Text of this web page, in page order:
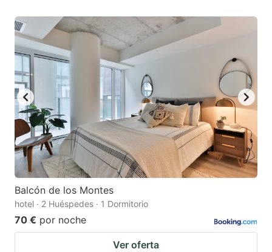
Balcón de los Montes
hotel · 2 Huéspedes · 1 Dormitorio
70 € por noche
Ver oferta